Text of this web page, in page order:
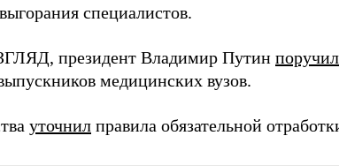
специалистов.
президент Владимир Путин поручил
медицинских вузов.
уточнил правила обязательной